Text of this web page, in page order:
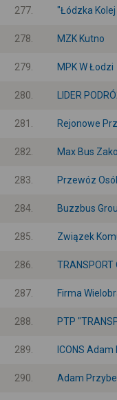
277. "Łódzka
278. MZK Kutno
279. MPK W Łodzi
280. LIDER
281. Rejonowe
282. Max Bus
283. Przewóz
284. Buzzbus
285. Związek
286.
287. Firma
288. PTP
289. ICONS Adam
290. Adam